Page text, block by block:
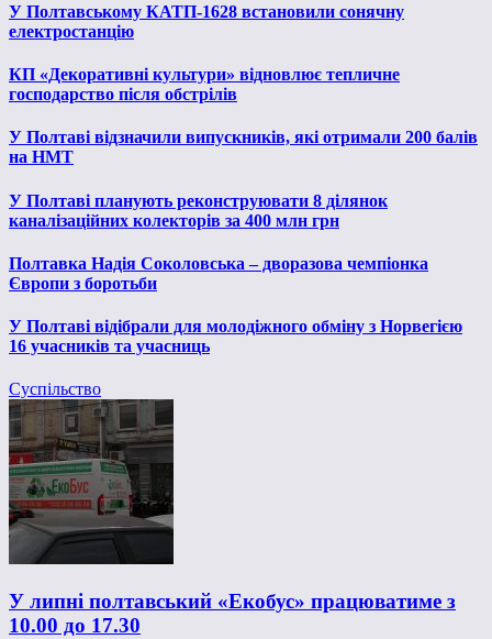
У Полтавському КАТП-1628 встановили сонячну
електростанцію
КП «Декоративні культури» відновлює тепличне
господарство після обстрілів
У Полтаві відзначили випускників, які отримали 200 балів
на НМТ
У Полтаві планують реконструювати 8 ділянок
каналізаційних колекторів за 400 млн грн
Полтавка Надія Соколовська – дворазова чемпіонка
Європи з боротьби
У Полтаві відібрали для молодіжного обміну з Норвегією
16 учасників та учасниць
Суспільство
У липні полтавський «Екобус» працюватиме з
10.00 до 17.30